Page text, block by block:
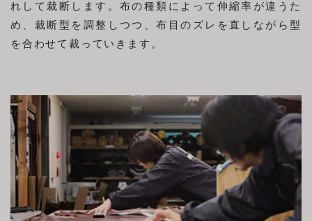
れして裁断します。布の種類によって伸縮率が違うた
め、裁断型を調整しつつ、布目のズレを直しながら型
を合わせて裁っていきます。